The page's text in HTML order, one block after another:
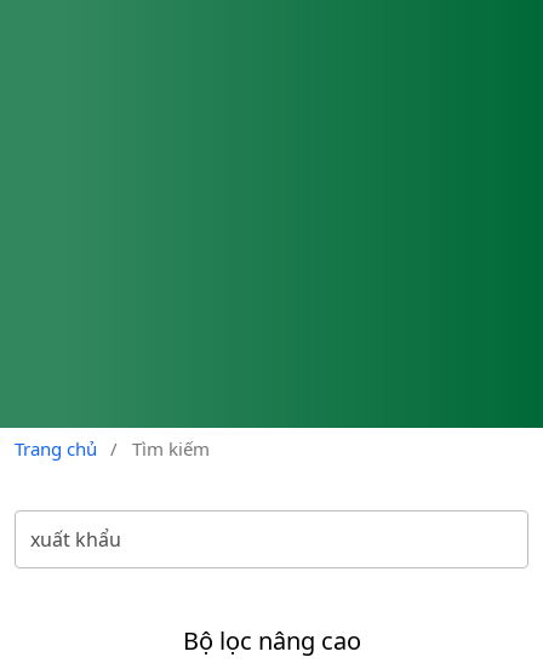
Trang chủ / Tìm kiếm
Bộ lọc nâng cao